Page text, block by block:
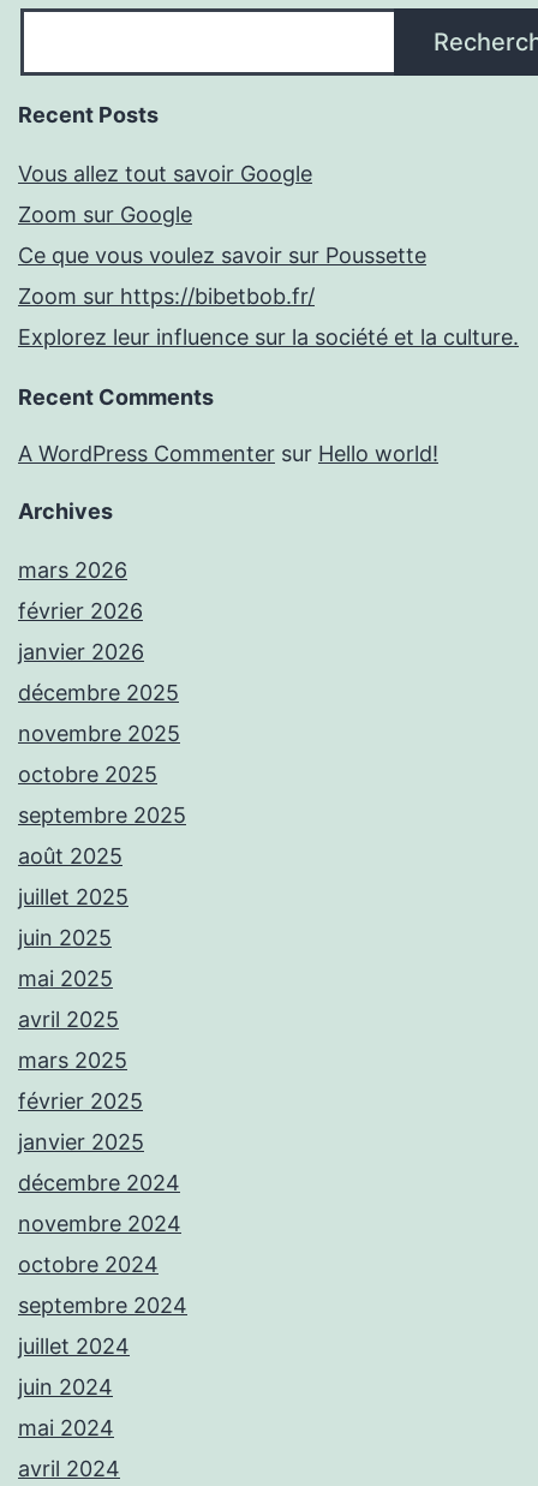
Recent Posts
Vous allez tout savoir Google
Zoom sur Google
Ce que vous voulez savoir sur Poussette
Zoom sur https://bibetbob.fr/
Explorez leur influence sur la société et la culture.
Recent Comments
A WordPress Commenter sur Hello world!
Archives
mars 2026
février 2026
janvier 2026
décembre 2025
novembre 2025
octobre 2025
septembre 2025
août 2025
juillet 2025
juin 2025
mai 2025
avril 2025
mars 2025
février 2025
janvier 2025
décembre 2024
novembre 2024
octobre 2024
septembre 2024
juillet 2024
juin 2024
mai 2024
avril 2024